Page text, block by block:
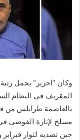
وكان “احرير” يحمل
بالعاصمة طرابلس من
حين تصديه لثوار